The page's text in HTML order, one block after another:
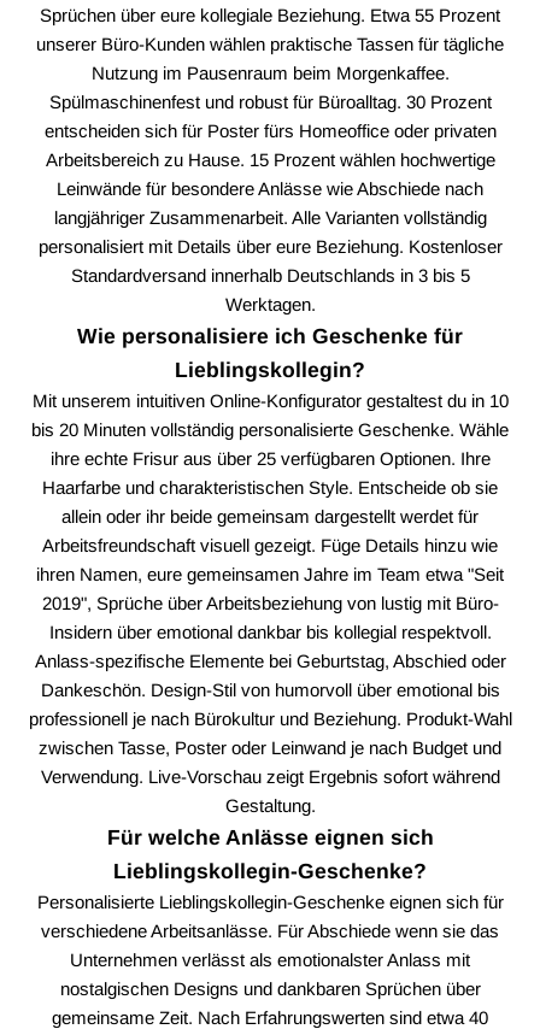
Sprüchen über eure kollegiale Beziehung. Etwa 55 Prozent
unserer Büro-Kunden wählen praktische Tassen für tägliche
Nutzung im Pausenraum beim Morgenkaffee.
Spülmaschinenfest und robust für Büroalltag. 30 Prozent
entscheiden sich für Poster fürs Homeoffice oder privaten
Arbeitsbereich zu Hause. 15 Prozent wählen hochwertige
Leinwände für besondere Anlässe wie Abschiede nach
langjähriger Zusammenarbeit. Alle Varianten vollständig
personalisiert mit Details über eure Beziehung. Kostenloser
Standardversand innerhalb Deutschlands in 3 bis 5
Werktagen.
Wie personalisiere ich Geschenke für
Lieblingskollegin?
Mit unserem intuitiven Online-Konfigurator gestaltest du in 10
bis 20 Minuten vollständig personalisierte Geschenke. Wähle
ihre echte Frisur aus über 25 verfügbaren Optionen. Ihre
Haarfarbe und charakteristischen Style. Entscheide ob sie
allein oder ihr beide gemeinsam dargestellt werdet für
Arbeitsfreundschaft visuell gezeigt. Füge Details hinzu wie
ihren Namen, eure gemeinsamen Jahre im Team etwa "Seit
2019", Sprüche über Arbeitsbeziehung von lustig mit Büro-
Insidern über emotional dankbar bis kollegial respektvoll.
Anlass-spezifische Elemente bei Geburtstag, Abschied oder
Dankeschön. Design-Stil von humorvoll über emotional bis
professionell je nach Bürokultur und Beziehung. Produkt-Wahl
zwischen Tasse, Poster oder Leinwand je nach Budget und
Verwendung. Live-Vorschau zeigt Ergebnis sofort während
Gestaltung.
Für welche Anlässe eignen sich
Lieblingskollegin-Geschenke?
Personalisierte Lieblingskollegin-Geschenke eignen sich für
verschiedene Arbeitsanlässe. Für Abschiede wenn sie das
Unternehmen verlässt als emotionalster Anlass mit
nostalgischen Designs und dankbaren Sprüchen über
gemeinsame Zeit. Nach Erfahrungswerten sind etwa 40